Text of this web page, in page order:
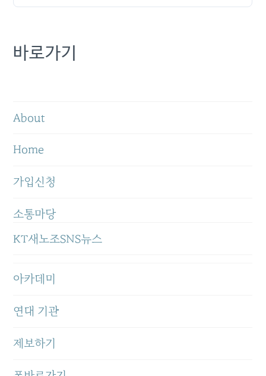
바로가기
About
Home
가입신청
소통마당
KT새노조SNS뉴스
아카데미
연대 기관
제보하기